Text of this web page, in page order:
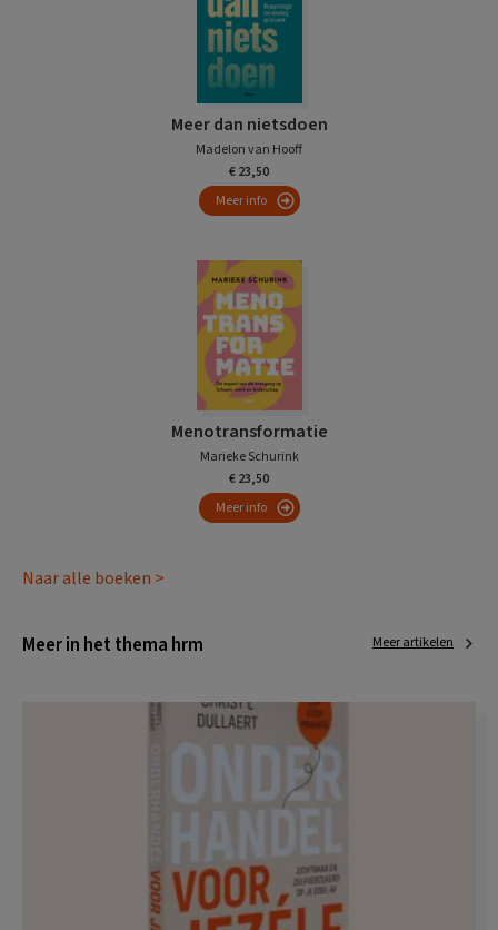
Meer dan nietsdoen
Madelon van Hooff
€ 23,50
Meer info
Menotransformatie
Marieke Schurink
€ 23,50
Meer info
Naar alle boeken >
Meer in het thema hrm Meer artikelen